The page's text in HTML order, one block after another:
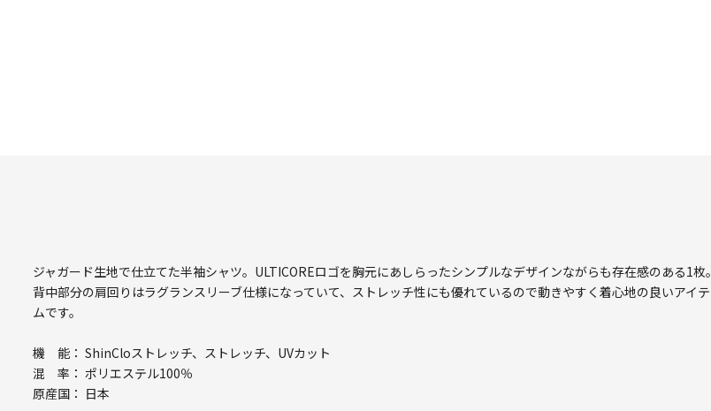
ジャガード生地で仕立てた半袖シャツ。ULTICOREロゴを胸元にあしらったシンプルなデザインながらも存在感のある1枚。
背中部分の肩回りはラグランスリーブ仕様になっていて、ストレッチ性にも優れているので動きやすく着心地の良いアイテ
ムです。
機 能： ShinCloストレッチ、ストレッチ、UVカット
混 率： ポリエステル100％
原産国： 日本